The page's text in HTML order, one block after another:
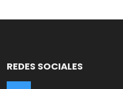
REDES SOCIALES